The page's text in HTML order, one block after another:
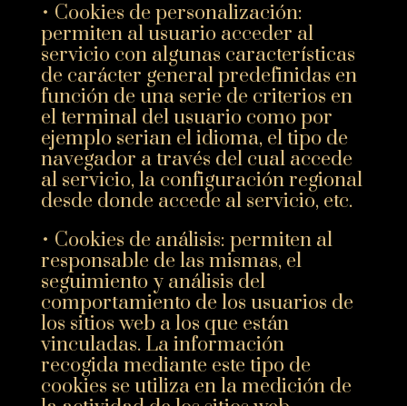
• Cookies de personalización:
permiten al usuario acceder al
servicio con algunas características
de carácter general predefinidas en
función de una serie de criterios en
el terminal del usuario como por
ejemplo serian el idioma, el tipo de
navegador a través del cual accede
al servicio, la configuración regional
desde donde accede al servicio, etc.
• Cookies de análisis: permiten al
responsable de las mismas, el
seguimiento y análisis del
comportamiento de los usuarios de
los sitios web a los que están
vinculadas. La información
recogida mediante este tipo de
cookies se utiliza en la medición de